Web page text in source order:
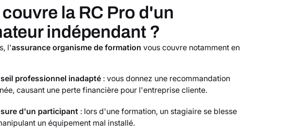
la RC Pro d'un
indépendant ?
l'assurance organisme de formation vous couvre notamment en
professionnel inadapté : vous donnez une recommandation
causant une perte financière pour l'entreprise cliente.
d'un participant : lors d'une formation, un stagiaire se blesse
un équipement mal installé.